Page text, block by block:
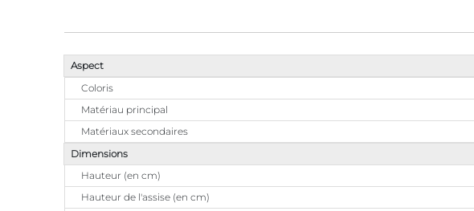
Aspect
Coloris
Matériau principal
Matériaux secondaires
Dimensions
Hauteur (en cm)
Hauteur de l'assise (en cm)